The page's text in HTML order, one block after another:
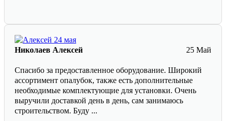
25 Май
Николаев Алексей
Спасибо за предоставленное оборудование. Широкий
ассортимент опалубок, также есть дополнительные
необходимые комплектующие для установки. Очень
выручили доставкой день в день, сам занимаюсь
строительством. Буду ...